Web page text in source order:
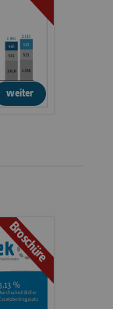
weiter
Broschüre